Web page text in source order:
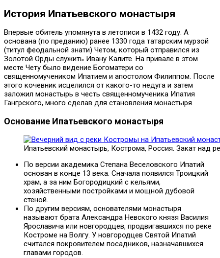
История Ипатьевского монастыря
Впервые обитель упомянута в летописи в 1432 году. А
основана (по преданию) ранее 1330 года татарским мурзой
(титул феодальной знати) Четом, который отправился из
Золотой Орды служить Ивану Калите. На привале в этом
месте Чету было видение Богоматери со
священномучеником Ипатием и апостолом Филиппом. После
этого кочевник исцелился от какого-то недуга и затем
заложил монастырь в честь священномученика Ипатия
Гангрского, много сделав для становления монастыря.
Основание Ипатьевского монастыря
Ипатьевский монастырь, Кострома, Россия. Закат над
По версии академика Степана Веселовского Ипатий
основан в конце 13 века. Сначала появился Троицкий
храм, а за ним Богородицкий с кельями,
хозяйственными постройками и мощной дубовой
стеной.
По другим версиям, основателями монастыря
называют брата Александра Невского князя Василия
Ярославича или новгородцев, продвигавшихся по реке
Костроме на Волгу. У новгородцев Святой Ипатий
считался покровителем посадников, назначавшихся
главами городов.